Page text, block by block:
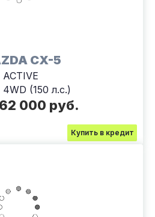
CX-5
ACTIVE
(150 л.с.)
000 руб.
Купить в кредит